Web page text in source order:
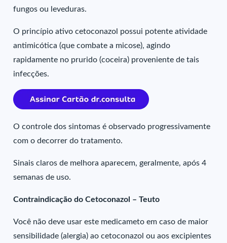
fungos ou leveduras.
O princípio ativo cetoconazol possui potente atividade
antimicótica (que combate a micose), agindo
rapidamente no prurido (coceira) proveniente de tais
infecções.
O controle dos sintomas é observado progressivamente
com o decorrer do tratamento.
Sinais claros de melhora aparecem, geralmente, após 4
semanas de uso.
Contraindicação do Cetoconazol – Teuto
Você não deve usar este medicameto em caso de maior
sensibilidade (alergia) ao cetoconazol ou aos excipientes